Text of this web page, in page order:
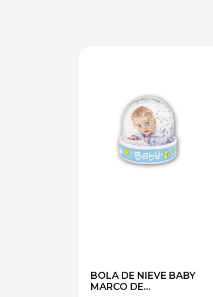
BOLA DE NIEVE BABY
MARCO DE...